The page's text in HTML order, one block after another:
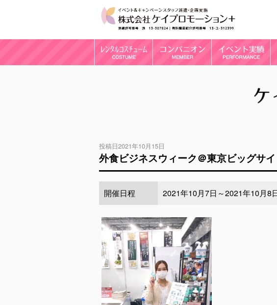
投稿日2021年10月15日
外食ビジネスウィーク＠東京ビッグサイ
開催日程 2021年10月7日～2021年10月8